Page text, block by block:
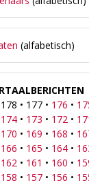
(alfabetisch)
• 177 • 176 •
174• 173 • 172 •
170 • 169 • 168 •
166 • 165 • 164•
162 • 161 • 160 •
158 • 157• 156 •